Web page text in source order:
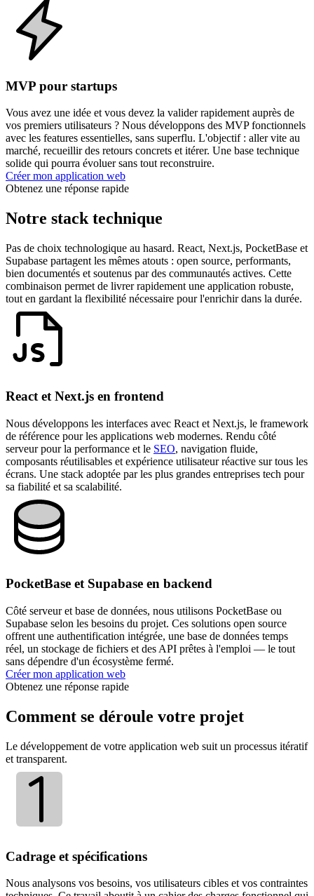
MVP pour startups
Vous avez une idée et vous devez la valider rapidement auprès de
vos premiers utilisateurs ? Nous développons des MVP fonctionnels
avec les features essentielles, sans superflu. L'objectif : aller vite au
marché, recueillir des retours concrets et itérer. Une base technique
solide qui pourra évoluer sans tout reconstruire.
Créer mon application web
Obtenez une réponse rapide
Notre stack technique
Pas de choix technologique au hasard. React, Next.js, PocketBase et
Supabase partagent les mêmes atouts : open source, performants,
bien documentés et soutenus par des communautés actives. Cette
combinaison permet de livrer rapidement une application robuste,
tout en gardant la flexibilité nécessaire pour l'enrichir dans la durée.
React et Next.js en frontend
Nous développons les interfaces avec React et Next.js, le framework
de référence pour les applications web modernes. Rendu côté
serveur pour la performance et le SEO, navigation fluide,
composants réutilisables et expérience utilisateur réactive sur tous les
écrans. Une stack adoptée par les plus grandes entreprises tech pour
sa fiabilité et sa scalabilité.
PocketBase et Supabase en backend
Côté serveur et base de données, nous utilisons PocketBase ou
Supabase selon les besoins du projet. Ces solutions open source
offrent une authentification intégrée, une base de données temps
réel, un stockage de fichiers et des API prêtes à l'emploi — le tout
sans dépendre d'un écosystème fermé.
Créer mon application web
Obtenez une réponse rapide
Comment se déroule votre projet
Le développement de votre application web suit un processus itératif
et transparent.
Cadrage et spécifications
Nous analysons vos besoins, vos utilisateurs cibles et vos contraintes